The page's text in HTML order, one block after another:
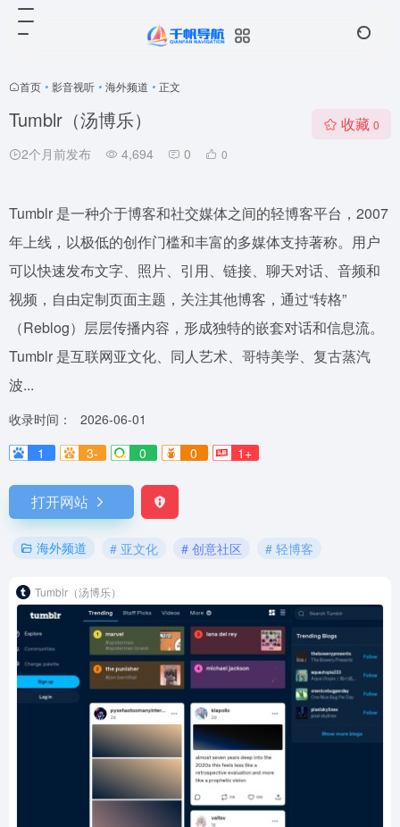
首页 • 影音视听 • 海外频道 • 正文
Tumblr（汤博乐）
2个月前发布 4,694 0 0
收藏 0
Tumblr 是一种介于博客和社交媒体之间的轻博客平台，2007
年上线，以极低的创作门槛和丰富的多媒体支持著称。用户
可以快速发布文字、照片、引用、链接、聊天对话、音频和
视频，自由定制页面主题，关注其他博客，通过“转格”
（Reblog）层层传播内容，形成独特的嵌套对话和信息流。
Tumblr 是互联网亚文化、同人艺术、哥特美学、复古蒸汽
波...
收录时间：
2026-06-01
1
3- 0 0 1+
打开网站
海外频道 # 亚文化 # 创意社区 # 轻博客
Tumblr（汤博乐）